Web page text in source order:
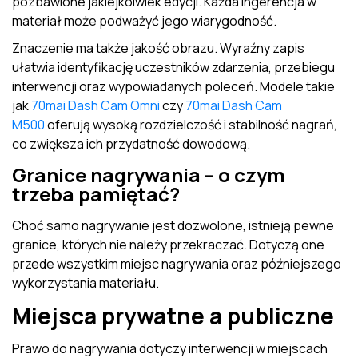
materiał może podważyć jego wiarygodność.
Znaczenie ma także jakość obrazu. Wyraźny zapis
ułatwia identyfikację uczestników zdarzenia, przebiegu
interwencji oraz wypowiadanych poleceń. Modele takie
jak70mai Dash Cam Omniczy70mai Dash Cam
M500oferują wysoką rozdzielczość i stabilność nagrań,
co zwiększa ich przydatność dowodową.
Granice nagrywania – o czym
trzeba pamiętać?
Choć samo nagrywanie jest dozwolone, istnieją pewne
granice, których nie należy przekraczać. Dotyczą one
przede wszystkim miejsc nagrywania oraz późniejszego
wykorzystania materiału.
Miejsca prywatne a publiczne
Prawo do nagrywania dotyczy interwencji w miejscach